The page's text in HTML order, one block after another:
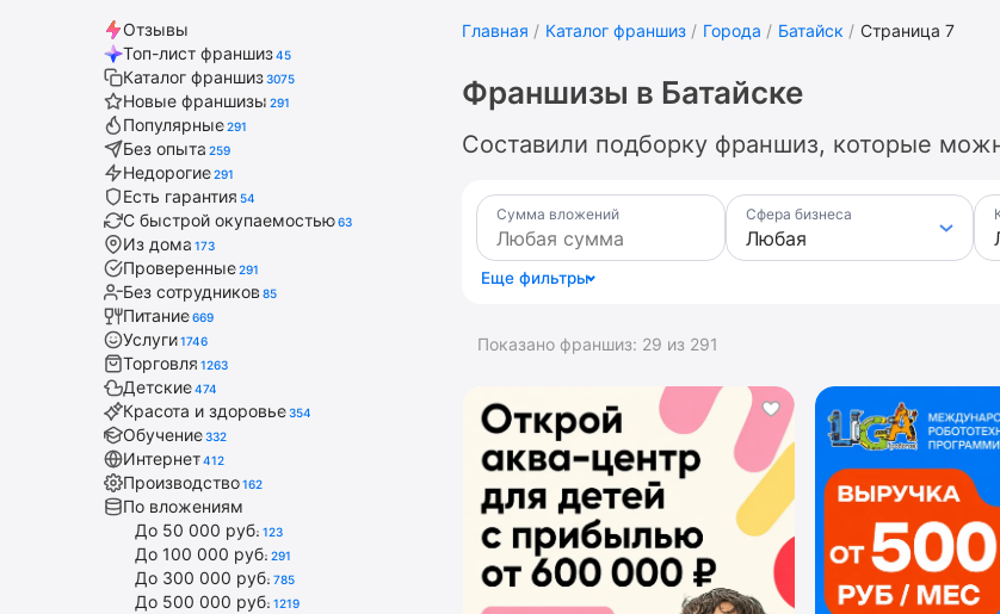
Отзывы
Топ-лист франшиз45
Каталог франшиз3075
Новые франшизы 291
Популярные291
Без опыта 259
Недорогие291
Есть гарантия 54
С быстрой окупаемостью63
Из дома 173
Проверенные291
Без сотрудников 85
Питание669
Услуги1746
Торговля 1263
Детские474
Красота и здоровье354
Обучение332
Интернет412
Производство162
По вложениям
До 50 000 руб. 123
До 100 000 руб. 291
До 300 000 руб. 785
До 500 000 руб. 1219
Главная Каталог франшиз Города Батайск Страница 7
Франшизы в Батайске
Составили подборку франшиз, которые
Сумма вложений Сфера бизнеса
Еще фильтры
Показано франшиз: 29 из 291